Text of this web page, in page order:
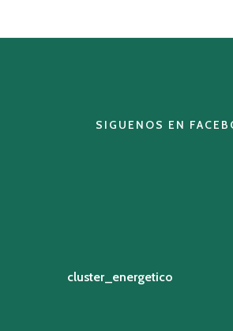
SIGUENOS EN
cluster_energetico